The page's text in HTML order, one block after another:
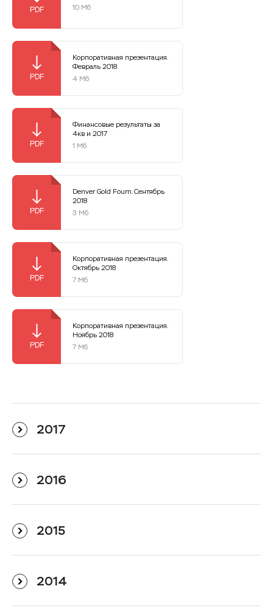
10 Мб
Корпоративная презентация.
Февраль 2018
4 Мб
Финансовые результаты за
4кв и 2017
1 Мб
Denver Gold Foum. Сентябрь
2018
3 Мб
Корпоративная презентация.
Октябрь 2018
7 Мб
Корпоративная презентация.
Ноябрь 2018
7 Мб
2017
2016
2015
2014